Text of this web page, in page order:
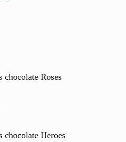
chocolate Roses
chocolate Heroes